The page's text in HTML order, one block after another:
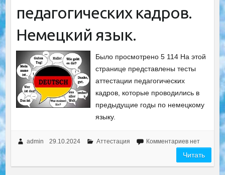
педагогических кадров.
Немецкий язык.
Было просмотрено 5 114 На этой
странице представлены тесты
аттестации педагогических
кадров, которые проводились в
предыдущие годы по немецкому
языку.
admin 29.10.2024 Аттестация Комментариев нет
Читать